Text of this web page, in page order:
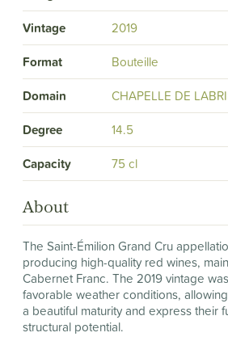
Vintage
2019
Format
Bouteille
Domain
CHAPELLE DE
Degree
14.5
Capacity
75 cl
About
The Saint-Émilion Grand Cru
producing high-quality red wines,
Cabernet Franc. The 2019 vintage
favorable weather conditions,
a beautiful maturity and express their
structural potential.